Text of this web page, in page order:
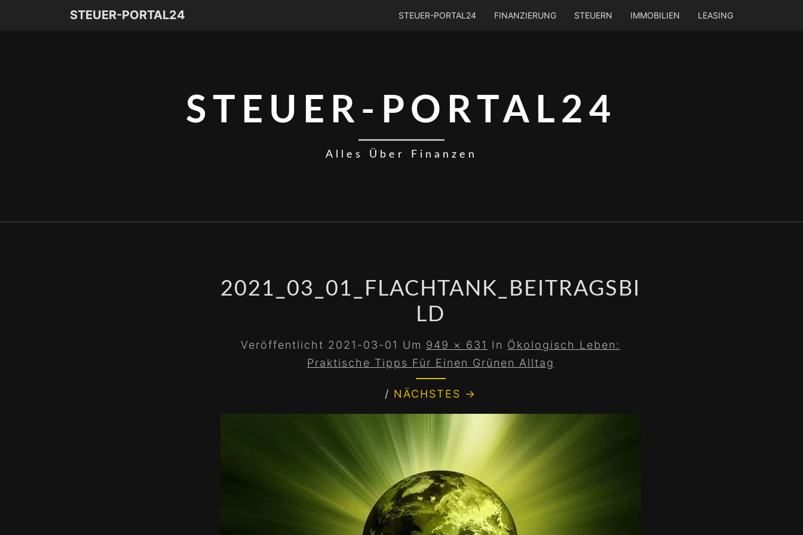
STEUER-PORTAL24 STEUER-PORTAL24 FINANZIERUNG STEUERN IMMOBILIEN LEASING
STEUER-PORTAL24
Alles Über Finanzen
2021_03_01_FLACHTANK_BEITRAGSBI
LD
Veröffentlicht 2021-03-01 Um 949 × 631 In Ökologisch Leben:
Praktische Tipps Für Einen Grünen Alltag
/ NÄCHSTES →